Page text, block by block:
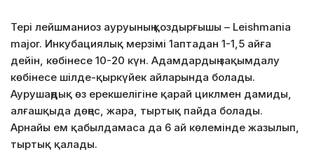
Тері лейшманиоз ауруының қоздырғышы – Leishmania
major. Инкубациялық мерзімі 1аптадан 1-1,5 айға
дейін, көбінесе 10-20 күн. Адамдардың зақымдалу
көбінесе шілде-қыркүйек айларында болады.
Аурушаңдық өз ерекшелігіне қарай циклмен дамиды,
алғашқыда дөңес, жара, тыртық пайда болады.
Арнайы ем қабылдамаса да 6 ай көлемінде жазылып,
тыртық қалады.